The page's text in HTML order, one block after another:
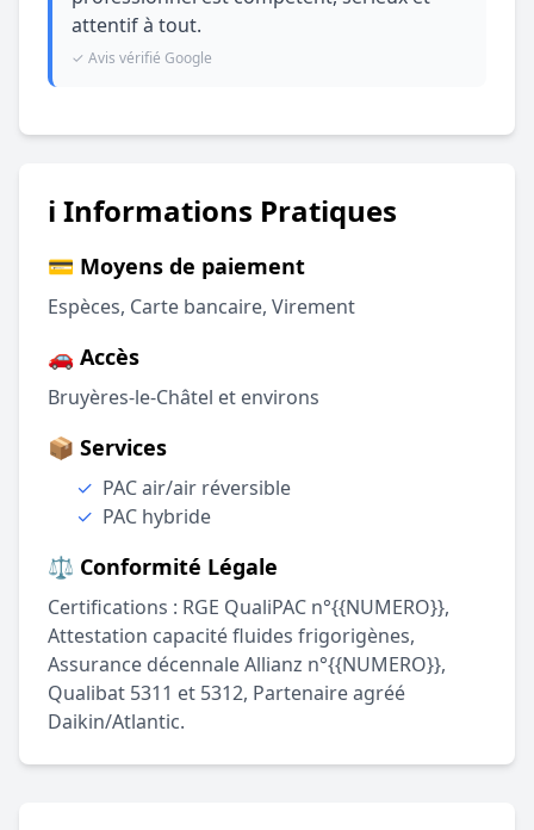
attentif à tout.
✓ Avis vérifié Google
ℹ️ Informations Pratiques
💳 Moyens de paiement
Espèces, Carte bancaire, Virement
🚗 Accès
Bruyères-le-Châtel et environs
📦 Services
✓ PAC air/air réversible
✓ PAC hybride
⚖️ Conformité Légale
Certifications : RGE QualiPAC n°{{NUMERO}},
Attestation capacité fluides frigorigènes,
Assurance décennale Allianz n°{{NUMERO}},
Qualibat 5311 et 5312, Partenaire agréé
Daikin/Atlantic.